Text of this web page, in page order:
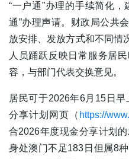
“一户通”办理的手续简化
通”办理声请。财政局公共
放安排、发放方式和不同情
人员踊跃反映日常服务居
容，与部门代表交换意见。
居民可于2026年6月15日早
分享计划网页（ https://
合2026年度现金分享计划
身处澳门不足183日但属8